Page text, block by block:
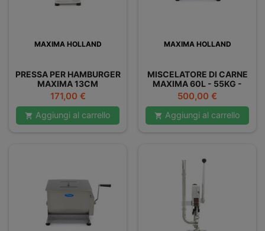
MAXIMA HOLLAND
PRESSA PER HAMBURGER
MAXIMA 13CM
Prezzo
171,00 €
 Aggiungi al carrello
MAXIMA HOLLAND
MISCELATORE DI CARNE
MAXIMA 60L - 55KG -
DOPPIO
Prezzo
500,00 €
 Aggiungi al carrello